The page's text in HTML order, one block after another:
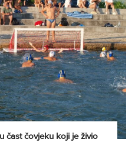
čast čovjeku koji je živio